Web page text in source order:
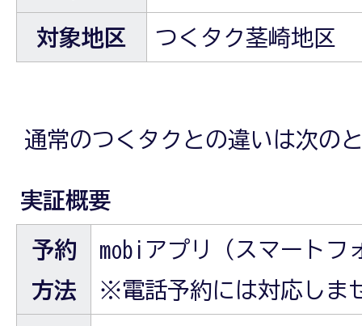
対象地区 つくタク茎崎地区
通常のつくタクとの違いは次の
実証概要
予約
方法
mobiアプリ（スマートフ
※電話予約には対応しま